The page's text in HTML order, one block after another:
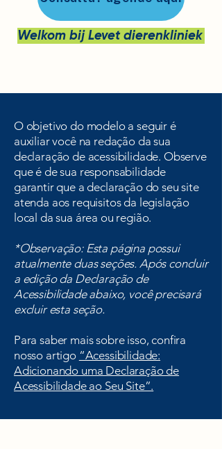
Welkom bij Levet dierenkliniek bv
O objetivo do modelo a seguir é
auxiliar você na redação da sua
declaração de acessibilidade. Observe
que é de sua responsabilidade
garantir que a declaração do seu site
atenda aos requisitos da legislação
local da sua área ou região.
*Observação: Esta página possui
atualmente duas seções. Após concluir
a edição da Declaração de
Acessibilidade abaixo, você precisará
excluir esta seção.
Para saber mais sobre isso, confira
nosso artigo “Acessibilidade:
Adicionando uma Declaração de
Acessibilidade ao Seu Site”.